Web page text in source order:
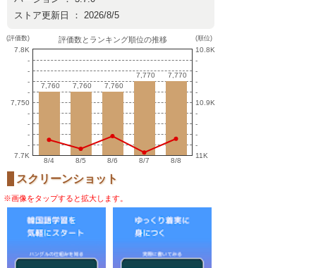
ストア更新日 ： 2026/8/5
(評価数)
7.8K
-
-
-
-
7,750
-
-
-
-
7.7K
評価数とランキング順位の推移
7,760
7,760 7,760
7,760 7,760
7,760
7,770
7,770 7,770
7,770
8/4 8/5 8/6 8/7 8/8
(順位)
10.8K
-
-
-
-
10.9K
-
-
-
-
11K
スクリーンショット
※画像をタップすると拡大します。